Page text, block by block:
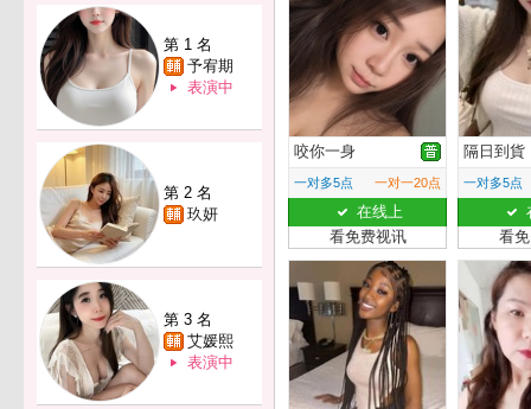
第 1 名
予宥期
表演中
第 2 名
玖妍
第 3 名
艾媛熙
表演中
咬你一身
一对多5点 一对一20点
在线上
看免费视讯
隔日到貨
一对多5点
看